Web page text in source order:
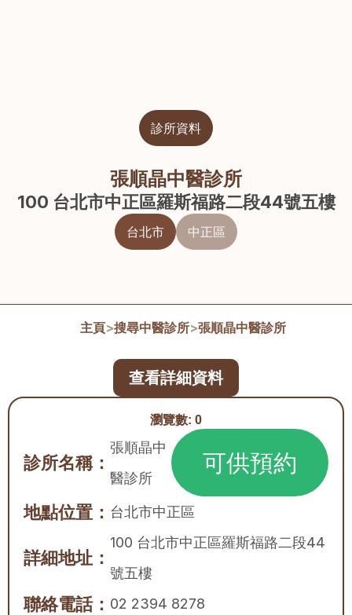
診所資料
張順晶中醫診所
100 台北市中正區羅斯福路二段44號五樓
台北市 中正區
主頁>搜尋中醫診所>張順晶中醫診所
瀏覽數: 0
診所名稱：
張順晶中
醫診所
可供預約
地點位置： 台北市中正區
詳細地址：
100 台北市中正區羅斯福路二段44
號五樓
聯絡電話： 02 2394 8278
查看詳細資料